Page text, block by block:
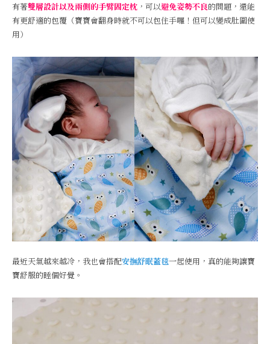
有著雙層設計以及兩側的手臂固定枕 ，可以避免姿勢不良的問題，還能
有更舒適的包覆（寶寶會翻身時就不可以包住手囉！但可以變成肚圍使
用）
最近天氣越來越冷，我也會搭配安撫舒眠蓋毯一起使用，真的能夠讓寶
寶舒服的睡個好覺。